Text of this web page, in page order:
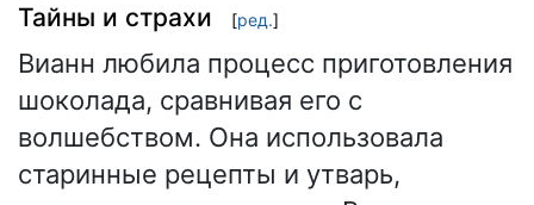
Тайны и страхи [ред.]
Вианн любила процесс приготовления
шоколада, сравнивая его с
волшебством. Она использовала
старинные рецепты и утварь,